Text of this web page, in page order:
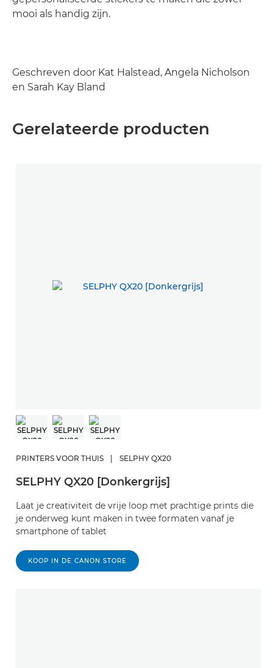
mooi als handig zijn.
Geschreven door Kat Halstead, Angela Nicholson
en Sarah Kay Bland
Gerelateerde producten
PRINTERS VOOR THUIS SELPHY QX20
SELPHY QX20 [Donkergrijs]
Laat je creativiteit de vrije loop met prachtige prints die
je onderweg kunt maken in twee formaten vanaf je
smartphone of tablet
KOOP IN DE CANON STORE